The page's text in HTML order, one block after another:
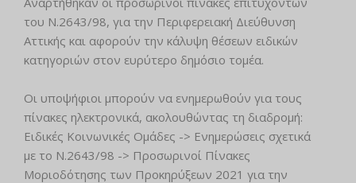
του Ν.2643/98, για την Περιφερειακή Διεύθυνση
Αττικής και αφορούν την κάλυψη θέσεων ειδικών
κατηγοριών στον ευρύτερο δημόσιο τομέα.
Οι υποψήφιοι μπορούν να ενημερωθούν για τους
πίνακες ηλεκτρονικά, ακολουθώντας τη διαδρομή:
Ειδικές Κοινωνικές Ομάδες -> Ενημερώσεις σχετικά
με το Ν.2643/98 -> Προσωρινοί Πίνακες
Μοριοδότησης των Προκηρύξεων 2021 για την